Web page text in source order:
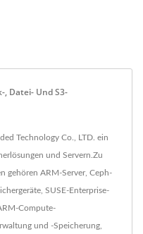
Datei- Und S3-
Technology Co., LTD. ein
und Servern.Zu
gehören ARM-Server, Ceph-
SUSE-Enterprise-
Compute-
und -Speicherung,